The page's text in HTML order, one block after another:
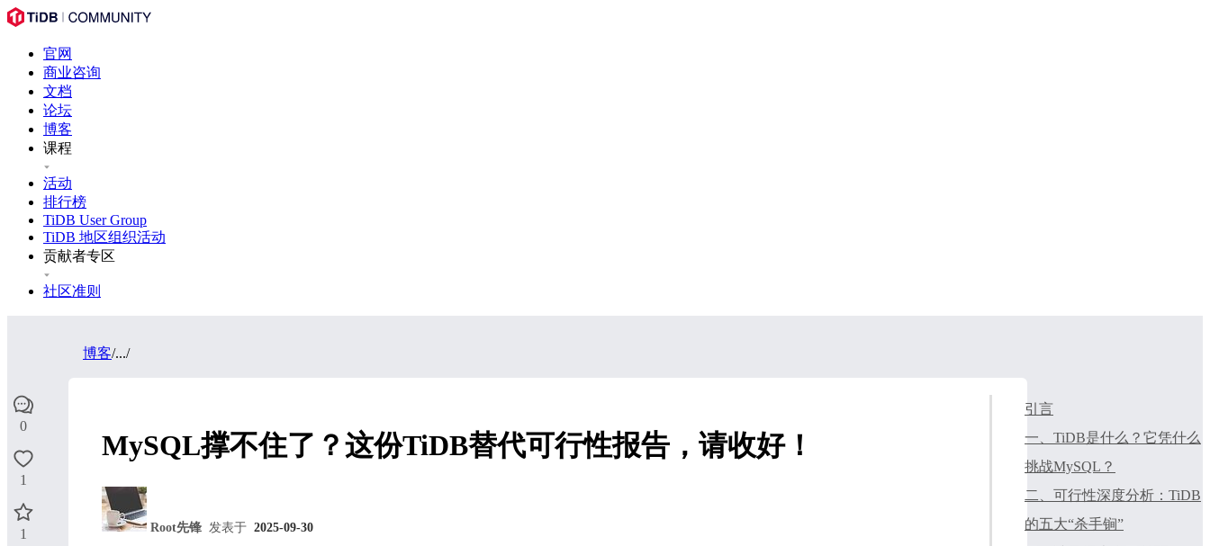
官网
商业咨询
文档
论坛
博客
课程
活动
排行榜
TiDB User Group
TiDB 地区组织活动
贡献者专区
社区准则
0
1
1
博客/.../
MySQL撑不住了？这份TiDB替代可行性报告，请收好！
Root先锋 发表于 2025-09-30
引言
一、TiDB是什么？它凭什么
挑战MySQL？
二、可行性深度分析：TiDB
的五大“杀手锏”